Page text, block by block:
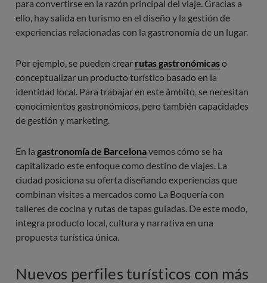
para convertirse en la razón principal del viaje. Gracias a
ello, hay salida en turismo en el diseño y la gestión de
experiencias relacionadas con la gastronomía de un lugar.
Por ejemplo, se pueden crear rutas gastronómicaso
conceptualizar un producto turístico basado en la
identidad local. Para trabajar en este ámbito, se necesitan
conocimientos gastronómicos, pero también capacidades
de gestión y marketing.
En la gastronomía de Barcelonavemos cómo se ha
capitalizado este enfoque como destino de viajes. La
ciudad posiciona su oferta diseñando experiencias que
combinan visitas a mercados como La Boquería con
talleres de cocina y rutas de tapas guiadas. De este modo,
integra producto local, cultura y narrativa en una
propuesta turística única.
Nuevos perfiles turísticos con más